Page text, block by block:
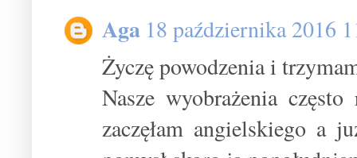
Aga 18 października 2016
Życzę powodzenia i
Nasze wyobrażenia
zaczęłam angielskiego a